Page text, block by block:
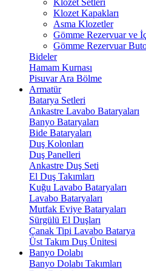
Klozet Setleri
Klozet Kapakları
Asma Klozetler
Gömme Rezervuar ve
Gömme Rezervuar
Bideler
Hamam Kurnası
Pisuvar Ara Bölme
Armatür
Batarya Setleri
Ankastre Lavabo Bataryaları
Banyo Bataryaları
Bide Bataryaları
Duş Kolonları
Duş Panelleri
Ankastre Duş Seti
El Duş Takımları
Kuğu Lavabo Bataryaları
Lavabo Bataryaları
Mutfak Eviye Bataryaları
Sürgülü El Duşları
Çanak Tipi Lavabo Batarya
Üst Takım Duş Ünitesi
Banyo Dolabı
Banyo Dolabı Takımları